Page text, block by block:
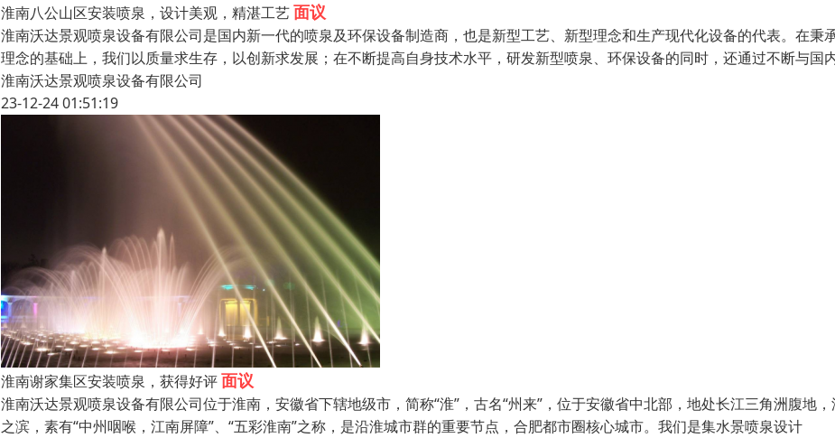
淮南八公山区安装喷泉，设计美观，精湛工艺面议
淮南沃达景观喷泉设备有限公司是国内新一代的喷泉及环保设备制造商，也是新型工艺、新型理念和生产现代化设备的代表。在秉
理念的基础上，我们以质量求生存，以创新求发展；在不断提高自身技术水平，研发新型喷泉、环保设备的同时，还通过不断与国
淮南沃达景观喷泉设备有限公司
23-12-24 01:51:19
淮南谢家集区安装喷泉，获得好评面议
淮南沃达景观喷泉设备有限公司位于淮南，安徽省下辖地级市，简称“淮”，古名“州来”，位于安徽省中北部，地处长江三角洲腹地
之滨，素有“中州咽喉，江南屏障”、“五彩淮南”之称，是沿淮城市群的重要节点，合肥都市圈核心城市。我们是集水景喷泉设计